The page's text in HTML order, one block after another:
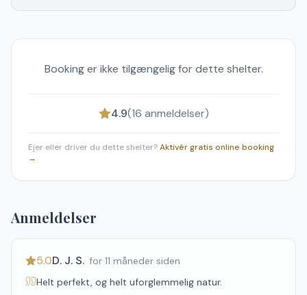
Booking er ikke tilgængelig for dette shelter.
4.9(16 anmeldelser)
Ejer eller driver du dette shelter?Aktivér gratis online booking
→
Anmeldelser
5.0D. J. S.· for 11 måneder siden
Helt perfekt, og helt uforglemmelig natur.